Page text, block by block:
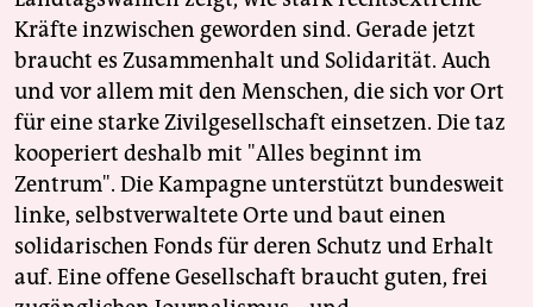
Kräfte inzwischen geworden sind. Gerade jetzt
braucht es Zusammenhalt und Solidarität. Auch
und vor allem mit den Menschen, die sich vor Ort
für eine starke Zivilgesellschaft einsetzen. Die taz
kooperiert deshalb mit "Alles beginnt im
Zentrum". Die Kampagne unterstützt bundesweit
linke, selbstverwaltete Orte und baut einen
solidarischen Fonds für deren Schutz und Erhalt
auf. Eine offene Gesellschaft braucht guten, frei